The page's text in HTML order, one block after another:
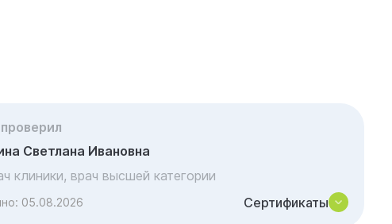
Светлана Ивановна
клиники, врач высшей категории
05.08.2026 Сертификаты